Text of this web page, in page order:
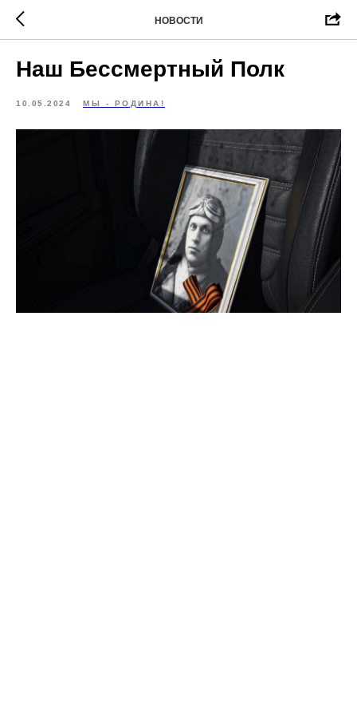
НОВОСТИ
Наш Бессмертный Полк
10.05.2024 МЫ - РОДИНА!